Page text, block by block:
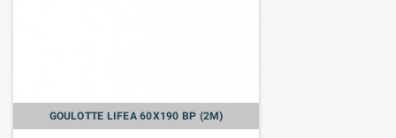
GOULOTTE LIFEA 60X190 BP (2M)